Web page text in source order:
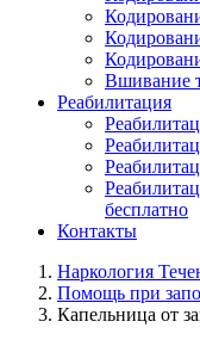
Вшивание
Реабилитация
бесплатно
Контакты
Наркология
Помощь при
Капельница от